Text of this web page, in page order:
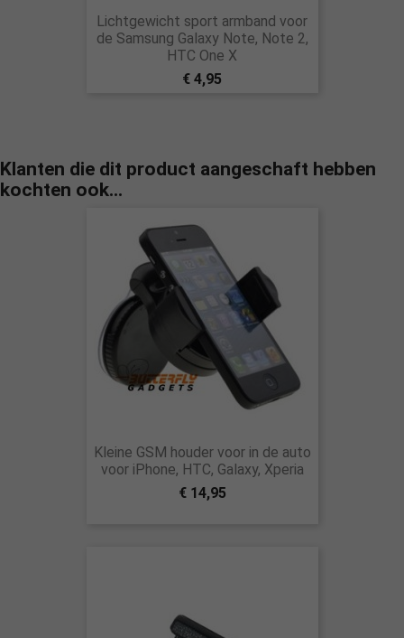
Lichtgewicht sport armband voor
de Samsung Galaxy Note, Note 2,
HTC One X
€ 4,95
Klanten die dit product aangeschaft hebben
kochten ook...
Kleine GSM houder voor in de auto
voor iPhone, HTC, Galaxy, Xperia
€ 14,95